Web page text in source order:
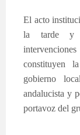
El acto
la tarde y
constituyen
gobierno
andalucista y
portavoz del